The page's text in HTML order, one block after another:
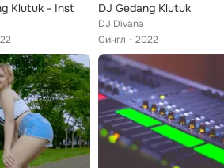
Klutuk - Inst DJ Gedang Klutuk
DJ Divana
Сингл
2022